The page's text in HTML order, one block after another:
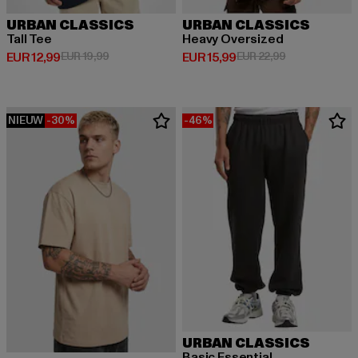
URBAN CLASSICS
Tall Tee
EUR 12,99
Huidige prijs: EUR 12,99
EUR 19,99Actieprijs: EUR 19,99
URBAN CLASSICS
Heavy Oversized
EUR 15,99
Huidige prijs: EUR 15,99
EUR 22,99Actieprijs:
NIEUW -30% -46%
URBAN CLASSICS